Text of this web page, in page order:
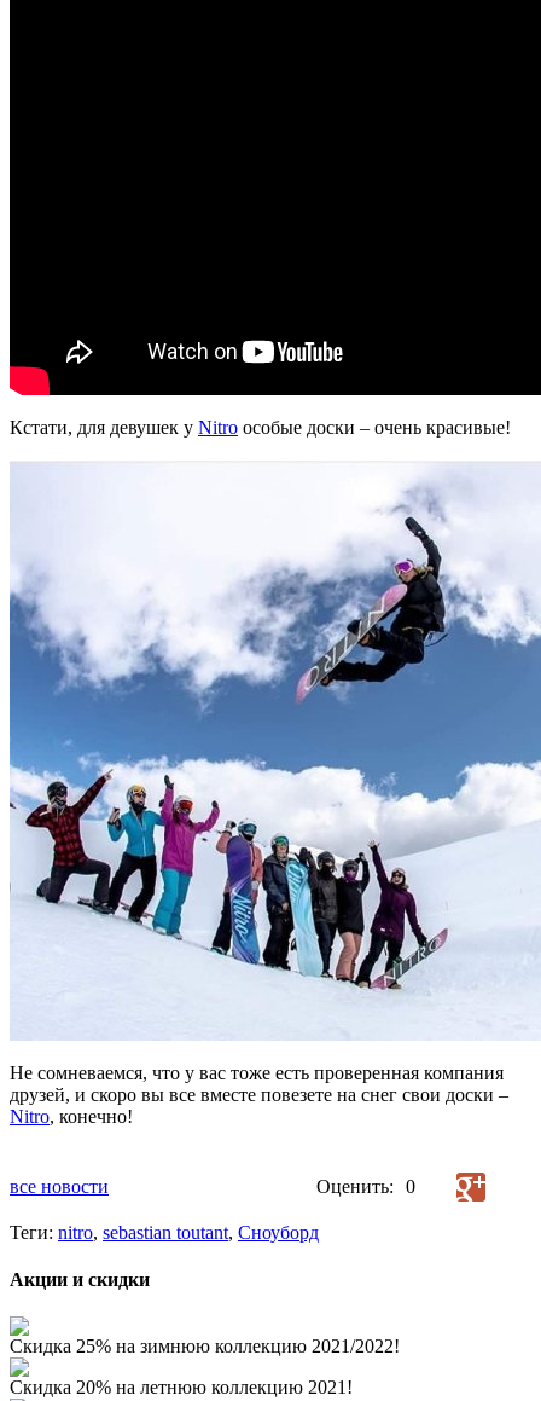
Кстати, для девушек у Nitro особые доски – очень красивые!
Не сомневаемся, что у вас тоже есть проверенная компания
друзей, и скоро вы все вместе повезете на снег свои доски –
Nitro, конечно!
все новости Оценить: 0
Теги: nitro, sebastian toutant, Сноуборд
Акции и скидки
Скидка 25% на зимнюю коллекцию 2021/2022!
Скидка 20% на летнюю коллекцию 2021!